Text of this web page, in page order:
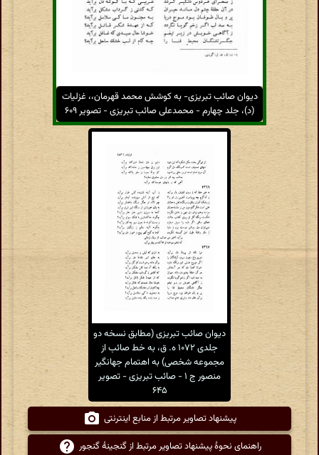
دیوان صائب تبریزی- به کوشش محمد قهرمان،، غزلیات
(د)، جلد چهارم - محمدعلی صائب تبریزی - تصویر ۶۰۹
دیوان صائب تبریزی (مطابق نسخه دو
جلدی ۱۰۷۲ ه. ق، به خط صائب از
مجموعه شخصی) به اهتمام جهانگیر
منصور ج ۱ - صائب تبریزی - تصویر
۶۴۵
پیشنهاد تصاویر مرتبط از منابع اینترنتی
راهنمای نحوهٔ پیشنهاد تصاویر مرتبط از گنجینهٔ گنجور